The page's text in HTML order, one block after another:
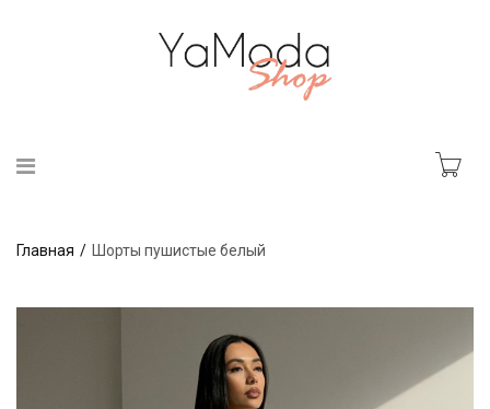
Главная Шорты пушистые белый